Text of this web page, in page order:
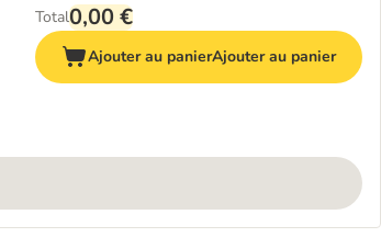
Total0,00 €
Ajouter au panierAjouter au panier